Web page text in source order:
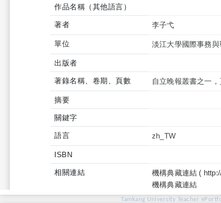
作品名稱（其他語言）
著者 李子弋
單位 淡江大學國際事務
出版者
著錄名稱、卷期、頁數 自立晚報叢書之一
摘要
關鍵字
語言 zh_TW
ISBN
相關連結
機構典藏連結 (
機構典藏連結
Tamkang University Teacher